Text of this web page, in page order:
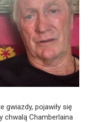
gwiazdy, pojawiły się
chwalą Chamberlaina